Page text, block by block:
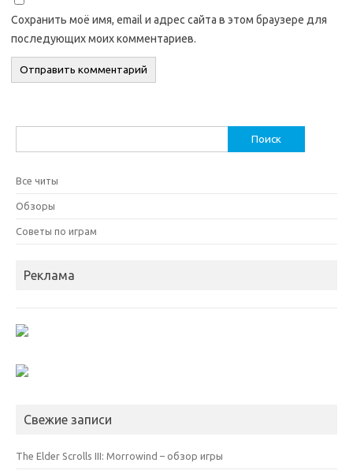
Сохранить моё имя, email и адрес сайта в этом браузере для
последующих моих комментариев.
Все читы
Обзоры
Советы по играм
Реклама
Свежие записи
The Elder Scrolls III: Morrowind – обзор игры